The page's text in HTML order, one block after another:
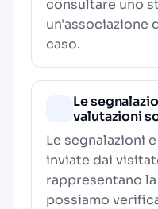
consultare uno
un'associazione
caso.
Le
valutazioni
Le segnalazioni
inviate dai
rappresentano
possiamo